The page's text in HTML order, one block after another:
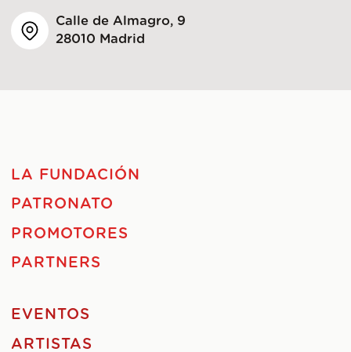
Calle de Almagro, 9
28010 Madrid
LA FUNDACIÓN
PATRONATO
PROMOTORES
PARTNERS
EVENTOS
ARTISTAS